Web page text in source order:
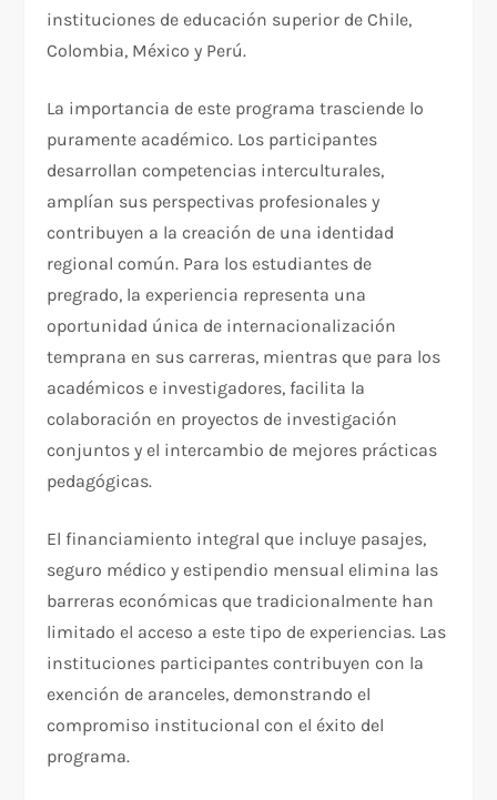
instituciones de educación superior de Chile,
Colombia, México y Perú.
La importancia de este programa trasciende lo
puramente académico. Los participantes
desarrollan competencias interculturales,
amplían sus perspectivas profesionales y
contribuyen a la creación de una identidad
regional común. Para los estudiantes de
pregrado, la experiencia representa una
oportunidad única de internacionalización
temprana en sus carreras, mientras que para los
académicos e investigadores, facilita la
colaboración en proyectos de investigación
conjuntos y el intercambio de mejores prácticas
pedagógicas.
El financiamiento integral que incluye pasajes,
seguro médico y estipendio mensual elimina las
barreras económicas que tradicionalmente han
limitado el acceso a este tipo de experiencias. Las
instituciones participantes contribuyen con la
exención de aranceles, demonstrando el
compromiso institucional con el éxito del
programa.